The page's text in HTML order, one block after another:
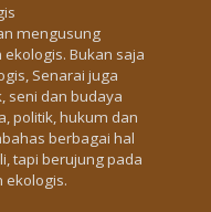
mengusung
Bukan saja
Senarai juga
seni dan budaya
politik, hukum dan
berbagai hal
tapi berujung pada
ekologis.